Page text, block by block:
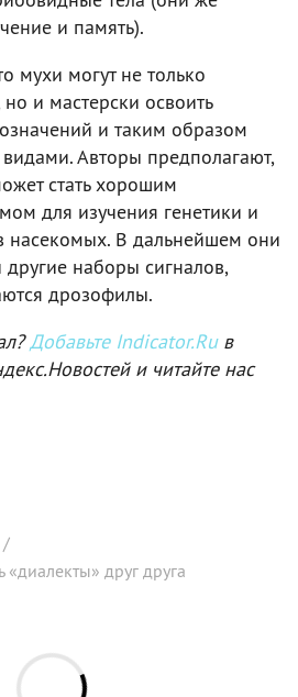
и память).
мухи могут не только
и мастерски освоить
и таким образом
Авторы предполагают,
стать хорошим
для изучения генетики и
насекомых. В дальнейшем они
другие наборы сигналов,
дрозофилы.
Добавьте Indicator.Ruв
и читайте нас
/
друг друга